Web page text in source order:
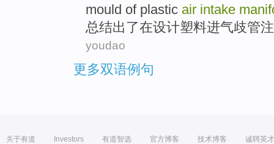
mould of plastic air intake
总结出 了在设计塑料进气歧管
youdao
更多双语例句
关于有道 Investors 有道智选 官方博客 技术博客 诚聘英才